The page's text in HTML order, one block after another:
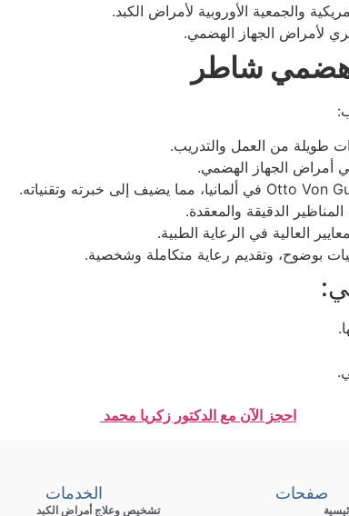
والجمعية الأوروبية لأمراض الكبد.
لأمراض الجهاز الهضمي.
هضمي شاطر
طويلة من العمل والتدريب.
الجهاز الهضمي.
الدقيقة والمعقدة.
العالية في الرعاية الطبية.
بوضوح، وتقديم رعاية متكاملة وشخصية.
احجز الآن مع الدكتور زكريا محمد
صفحات الخدمات
تشخيص وعلاج أمراض الكبد